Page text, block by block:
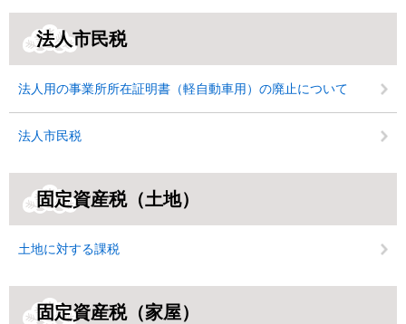
法人市民税
法人用の事業所所在証明書（軽自動車用）の廃止について
法人市民税
固定資産税（土地）
土地に対する課税
固定資産税（家屋）